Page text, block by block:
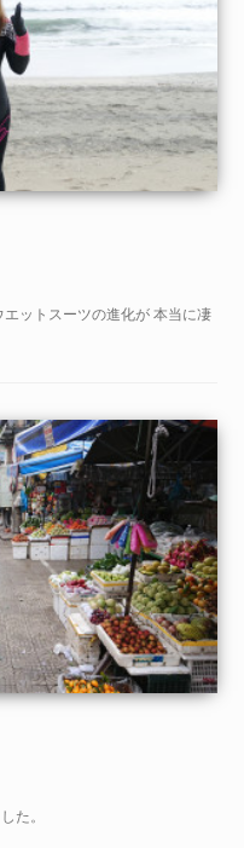
ットスーツの進化が 本当に凄
た。